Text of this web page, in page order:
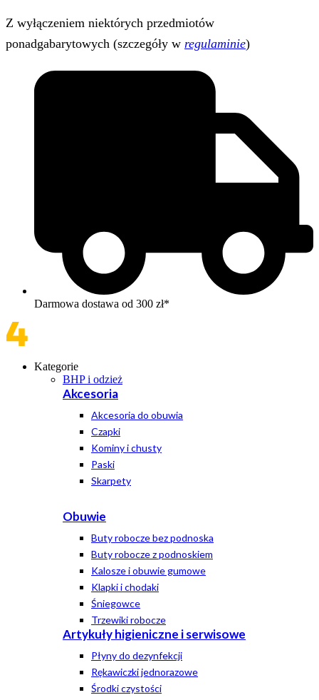
Z wyłączeniem niektórych przedmiotów
ponadgabarytowych (szczegóły w regulaminie)
Darmowa dostawa od 300 zł*
Kategorie
BHP i odzież
Akcesoria
Akcesoria do obuwia
Czapki
Kominy i chusty
Paski
Skarpety
Obuwie
Buty robocze bez podnoska
Buty robocze z podnoskiem
Kalosze i obuwie gumowe
Klapki i chodaki
Śniegowce
Trzewiki robocze
Artykuły higieniczne i serwisowe
Płyny do dezynfekcji
Rękawiczki jednorazowe
Środki czystości